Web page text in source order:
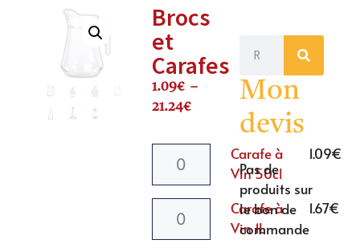
Brocs
et
Carafes
1.09€ –
21.24€
Carafe à
Vin 50cl
1.09€
Carafe à
Vin 1L
1.67€
Mon
devis
Pas de
produits sur
le bon de
commande